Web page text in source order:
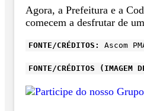
Agora, a Prefeitura e a
comecem a desfrutar de
FONTE/CRÉDITOS: Ascom
FONTE/CRÉDITOS (IMAGEM